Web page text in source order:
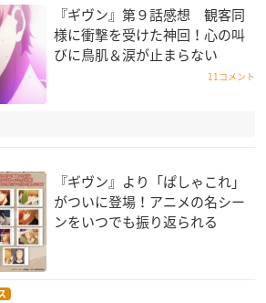
『ギヴン』第９話感想 観客同
様に衝撃を受けた神回！心の叫
びに鳥肌＆涙が止まらない
11コメント
『ギヴン』より「ぱしゃこれ」
がついに登場！アニメの名シー
ンをいつでも振り返られる